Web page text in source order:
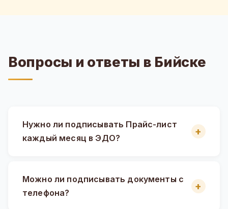
Вопросы и ответы в Бийске
Нужно ли подписывать Прайс-лист
каждый месяц в ЭДО?
Можно ли подписывать документы с
телефона?